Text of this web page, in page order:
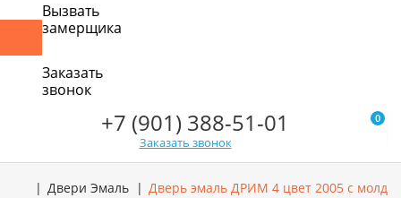
Вызвать
замерщика
Заказать
звонок
+7 (901) 388-51-01
Заказать звонок
0
Двери Эмаль Дверь эмаль ДРИМ 4 цвет 2005 с